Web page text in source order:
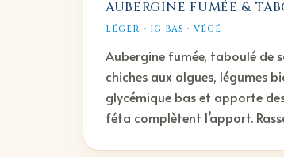
AUBERGINE FUMÉE &
LÉGER · IG BAS · VÉGÉ
Aubergine fumée, taboulé de
chiches aux algues, légumes
glycémique bas et apporte
féta complètent l’apport.